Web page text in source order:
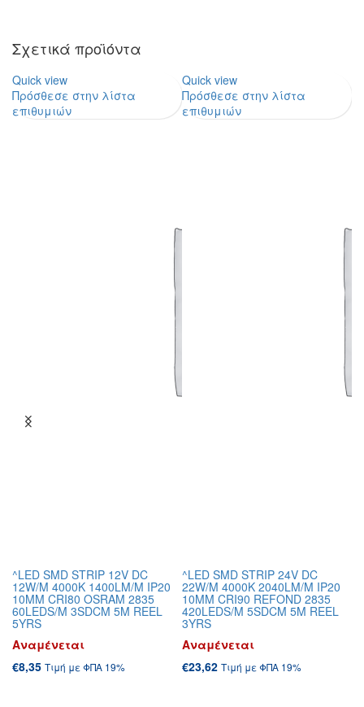
Σχετικά προϊόντα
Quick view
Πρόσθεσε στην λίστα
επιθυμιών
^LED SMD STRIP 12V DC
12W/M 4000K 1400LM/M IP20
10MM CRI80 OSRAM 2835
60LEDS/M 3SDCM 5M REEL
5YRS
Αναμένεται
€8,35 Τιμή με ΦΠΑ 19%
Quick view
Πρόσθεσε στην λίστα
επιθυμιών
^LED SMD STRIP 24V DC
22W/M 4000K 2040LM/M IP20
10MM CRI90 REFOND 2835
420LEDS/M 5SDCM 5M REEL
3YRS
Αναμένεται
€23,62 Τιμή με ΦΠΑ 19%